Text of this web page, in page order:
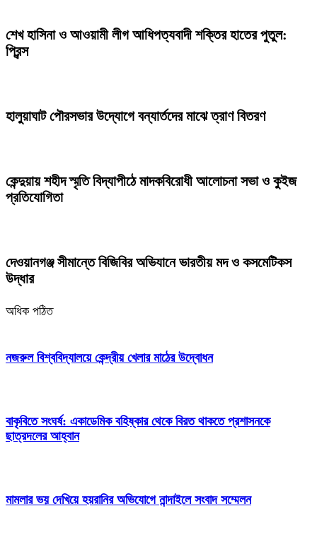
শেখ হাসিনা ও আওয়ামী লীগ আধিপত্যবাদী শক্তির হাতের পুতুল:
প্রিন্স
হালুয়াঘাট পৌরসভার উদ্যোগে বন্যার্তদের মাঝে ত্রাণ বিতরণ
কেন্দুয়ায় শহীদ স্মৃতি বিদ্যাপীঠে মাদকবিরোধী আলোচনা সভা ও কুইজ
প্রতিযোগিতা
দেওয়ানগঞ্জ সীমান্তে বিজিবির অভিযানে ভারতীয় মদ ও কসমেটিকস
উদ্ধার
অধিক পঠিত
নজরুল বিশ্ববিদ্যালয়ে কেন্দ্রীয় খেলার মাঠের উদ্বোধন
বাকৃবিতে সংঘর্ষ: একাডেমিক বহিষ্কার থেকে বিরত থাকতে প্রশাসনকে
ছাত্রদলের আহ্বান
মামলার ভয় দেখিয়ে হয়রানির অভিযোগে নান্দাইলে সংবাদ সম্মেলন